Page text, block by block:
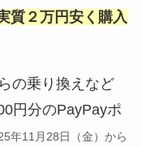
質２万円安く購入
の乗り換えなど
円分のPayPayポ
年11月28日（金）から